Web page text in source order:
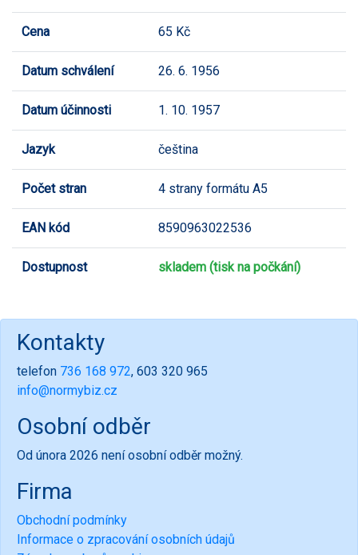
Cena 65 Kč
Datum schválení 26. 6. 1956
Datum účinnosti 1. 10. 1957
Jazyk čeština
Počet stran 4 strany formátu A5
EAN kód 8590963022536
Dostupnost skladem (tisk na počkání)
Kontakty
telefon 736 168 972, 603 320 965
info@normybiz.cz
Osobní odběr
Od února 2026 není osobní odběr možný.
Firma
Obchodní podmínky
Informace o zpracování osobních údajů